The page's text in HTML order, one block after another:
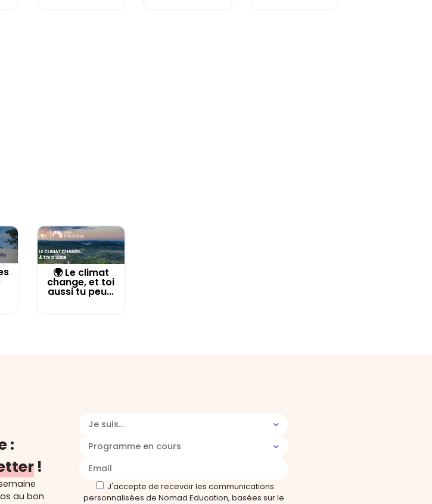
🌍 Le climat
change, et toi
aussi tu peu...
:
!
au bon
Je suis...
Programme en cours
J'accepte de recevoir les communications
personnalisées de Nomad Education, basées sur le